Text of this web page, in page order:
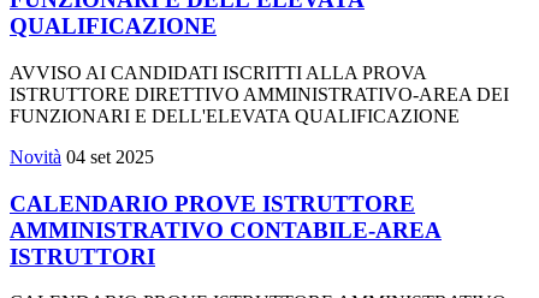
QUALIFICAZIONE
AVVISO AI CANDIDATI ISCRITTI ALLA PROVA
ISTRUTTORE DIRETTIVO AMMINISTRATIVO-AREA DEI
FUNZIONARI E DELL'ELEVATA QUALIFICAZIONE
Novità 04 set 2025
CALENDARIO PROVE ISTRUTTORE
AMMINISTRATIVO CONTABILE-AREA
ISTRUTTORI